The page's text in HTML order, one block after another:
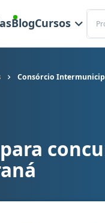
BlogCursos
Consórcio
CISNOP - Consórcio